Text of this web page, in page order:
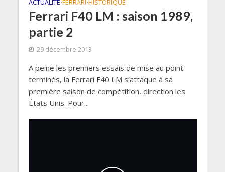
ACTUALITÉ• FERRARI • HISTORIQUE
Ferrari F40 LM : saison 1989,
partie 2
29 décembre 2013
A peine les premiers essais de mise au point
terminés, la Ferrari F40 LM s’attaque à sa
première saison de compétition, direction les
États Unis. Pour...